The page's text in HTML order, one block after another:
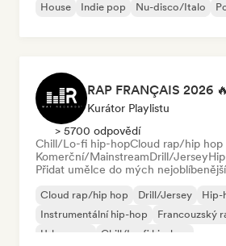
House
Indie pop Nu-disco/Italo
Kurátor Playlistu
> 5700 odpovědí
Chill/Lo-fi hip-hopCloud rap/hip hop
Komerční/MainstreamDrill/Jersey
Přidat umělce do mých
Cloud rap/hip hop Drill/Jersey
Hip-
Instrumentální hip-hop
Francouzský
Urban pop
Chill/Lo-fi hip-hop